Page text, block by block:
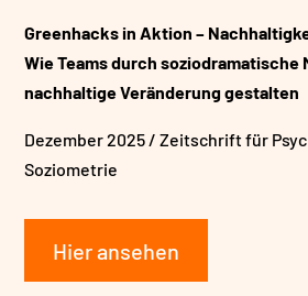
Greenhacks in Aktion –
Wie Teams durch soziodramatische
nachhaltige Veränderung gestalten
Dezember 2025 / Zeitschrift für
Soziometrie
Hier ansehen